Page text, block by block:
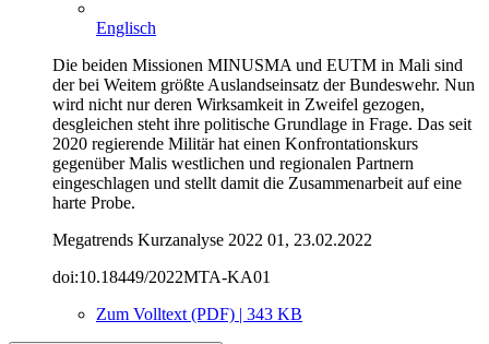
Englisch
Die beiden Missionen MINUSMA und EUTM in Mali sind
der bei Weitem größte Auslandseinsatz der Bundeswehr. Nun
wird nicht nur deren Wirksamkeit in Zweifel gezogen,
desgleichen steht ihre politische Grundlage in Frage. Das seit
2020 regierende Militär hat einen Konfrontationskurs
gegenüber Malis westlichen und regionalen Partnern
eingeschlagen und stellt damit die Zusammenarbeit auf eine
harte Probe.
Megatrends Kurzanalyse 2022 01, 23.02.2022
doi:10.18449/2022MTA-KA01
Zum Volltext (PDF) | 343 KB